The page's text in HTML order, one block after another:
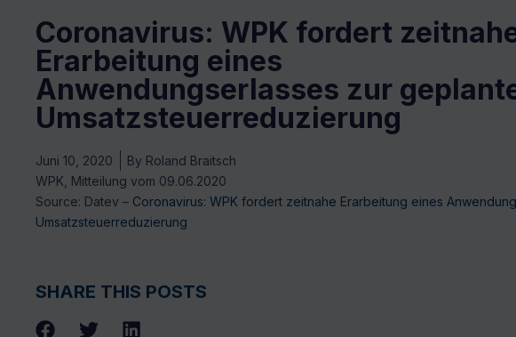
Coronavirus: WPK fordert
Erarbeitung eines
Anwendungserlasses zur
Umsatzsteuerreduzierung
Juni 10, 2020 By Roland Braitsch
WPK, Mitteilung vom 09.06.2020
Source: Datev – Coronavirus: WPK fordert zeitnahe Erarbeitung eines
Umsatzsteuerreduzierung
SHARE THIS POSTS